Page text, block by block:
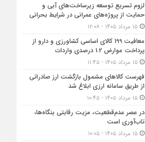
لزوم تسریع توسعه زیرساخت‌های آبی و
حمایت از پروژه‌های عمرانی در شرایط بحرانی
۱۵ مرداد ۱۴۰۵ - ۱۲:۰۸
معافیت 199 کالای اساسی کشاورزی و دارو از
پرداخت عوارض 1.2 درصدی واردات
۱۵ مرداد ۱۴۰۵ - ۱۱:۴۵
فهرست کالاهای مشمول بازگشت ارز صادراتی
از طریق سامانه ارزی ابلاغ شد
۱۵ مرداد ۱۴۰۵ - ۱۰:۴۵
در عصر عدم‌قطعیت، مزیت رقابتی بنگاه‌ها،
تاب‌آوری است
۱۵ مرداد ۱۴۰۵ - ۱۰:۰۵